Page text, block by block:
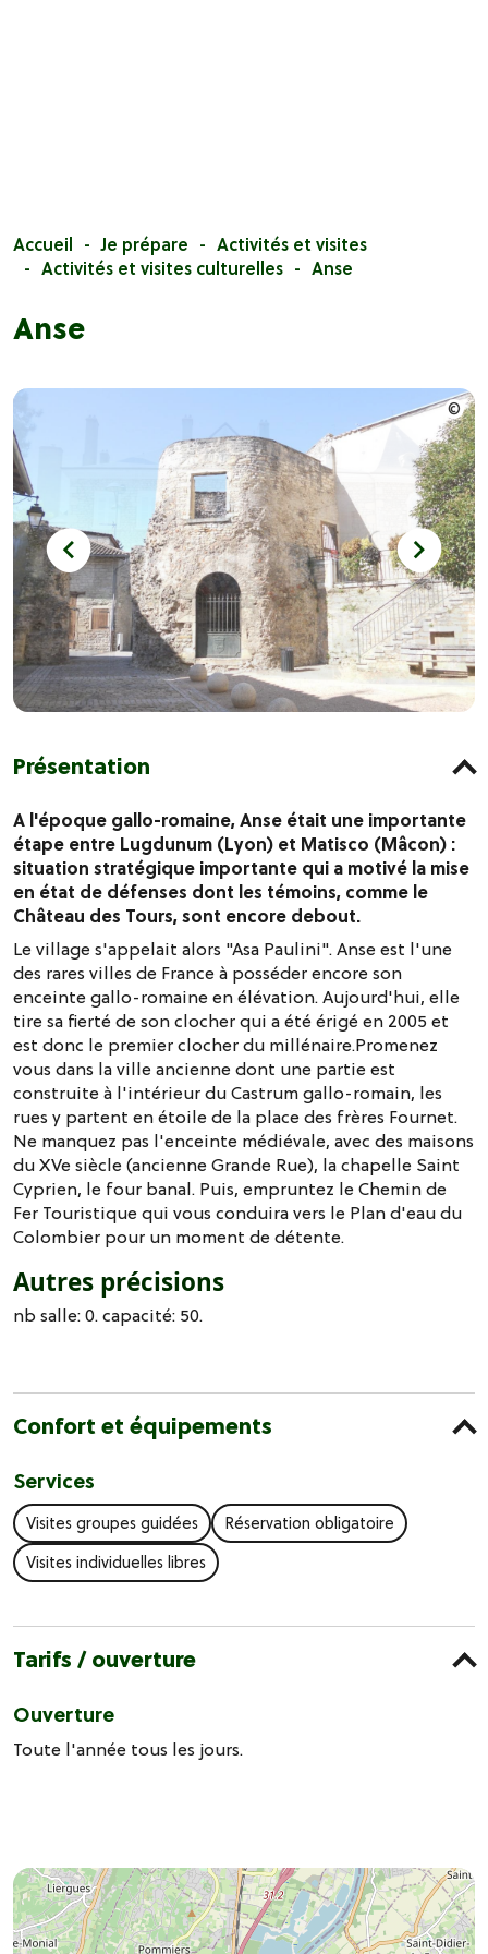
Accueil Je prépare
Activités et visites
Activités et visites culturelles
Anse
Anse
Présentation
A l'époque gallo-romaine, Anse était une importante
étape entre Lugdunum (Lyon) et Matisco (Mâcon) :
situation stratégique importante qui a motivé la mise
en état de défenses dont les témoins, comme le
Château des Tours, sont encore debout.
Le village s'appelait alors "Asa Paulini". Anse est l'une
des rares villes de France à posséder encore son
enceinte gallo-romaine en élévation. Aujourd'hui, elle
tire sa fierté de son clocher qui a été érigé en 2005 et
est donc le premier clocher du millénaire.Promenez
vous dans la ville ancienne dont une partie est
construite à l'intérieur du Castrum gallo-romain, les
rues y partent en étoile de la place des frères Fournet.
Ne manquez pas l'enceinte médiévale, avec des maisons
du XVe siècle (ancienne Grande Rue), la chapelle Saint
Cyprien, le four banal. Puis, empruntez le Chemin de
Fer Touristique qui vous conduira vers le Plan d'eau du
Colombier pour un moment de détente.
Autres précisions
nb salle: 0. capacité: 50.
Confort et équipements
Services
Visites groupes guidées
Réservation obligatoire
Visites individuelles libres
Tarifs / ouverture
Ouverture
Toute l'année tous les jours.